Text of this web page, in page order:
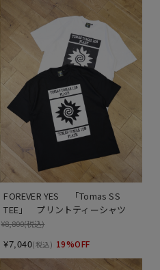
FOREVER YES 　「Tomas SS
TEE」　プリントティーシャツ
¥8,800(税込)
¥7,040(税込) 19%OFF